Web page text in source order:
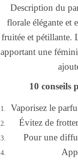
Description du
florale élégante et
fruitée et pétillante.
apportant une
10 conseils
Vaporisez le
Évitez de
Pour une